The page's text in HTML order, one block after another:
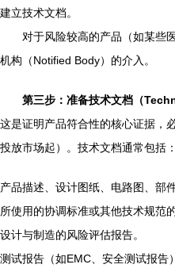
建立技术文档。
对于风险较高的产品（如某些
机构（Notified Body）的介入。
第三步：准备技术文档（
这是证明产品符合性的核心证据，
投放市场起）。技术文档通常包括：
产品描述、设计图纸、电路图、部
所使用的协调标准或其他技术规范的
设计与制造的风险评估报告。
测试报告（如EMC、安全测试报告